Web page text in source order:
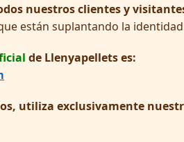
nuestros clientes y
están suplantando la
de Llenyapellets es:
utiliza exclusivamente